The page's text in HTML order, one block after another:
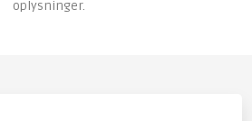
oplysninger.​